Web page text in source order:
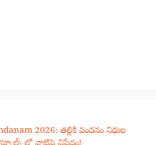
2026: తల్లికి వందనం నిధుల